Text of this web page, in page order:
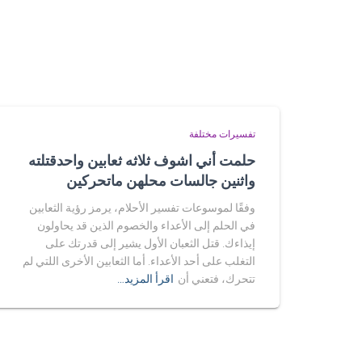
تفسيرات مختلفة
حلمت أني اشوف ثلاثه ثعابين واحدقتلته
واثنين جالسات محلهن ماتحركين
وفقًا لموسوعات تفسير الأحلام، يرمز رؤية الثعابين
في الحلم إلى الأعداء والخصوم الذين قد يحاولون
إيذاءك. قتل الثعبان الأول يشير إلى قدرتك على
التغلب على أحد الأعداء. أما الثعابين الأخرى اللتي لم
تتحرك، فتعني أن اقرأ المزيد…